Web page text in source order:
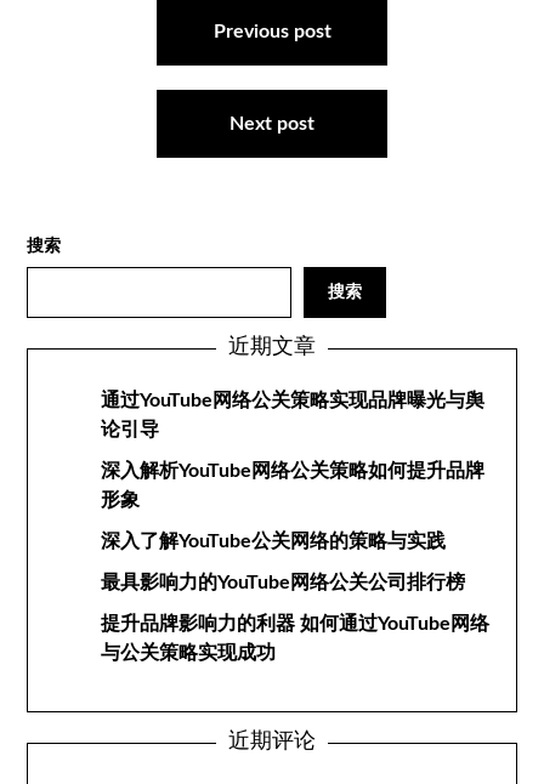
Previous post
Next post
搜索
搜索
近期文章
通过YouTube网络公关策略实现品牌曝光与舆
论引导
深入解析YouTube网络公关策略如何提升品牌
形象
深入了解YouTube公关网络的策略与实践
最具影响力的YouTube网络公关公司排行榜
提升品牌影响力的利器 如何通过YouTube网络
与公关策略实现成功
近期评论